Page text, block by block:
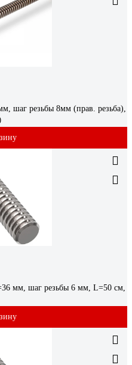
шаг резьбы 8мм (прав. резьба),
мм, шаг резьбы 6 мм, L=50 см,